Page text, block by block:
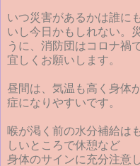
いつ災害があるかは誰に
いし今日かもしれない。
うに、消防団はコロナ禍
宜しくお願いします。
昼間は、気温も高く身体
症になりやすいです。
喉が渇く前の水分補給は
しいところで休憩など
身体のサインに充分注意